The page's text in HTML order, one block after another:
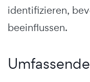
identifizieren,
beeinflussen.